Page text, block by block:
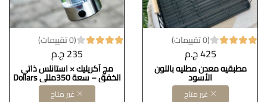
(0 تقييمات)
425 ج.م
مطبقيه معدن مطليه باللون
الأسود
غير متاح
(0 تقييمات)
235 ج.م
مج أكريليك × استانلس ذاتي
الخفق – سعة 350مللي Dollars
for impor B091DGGM12
غير متاح